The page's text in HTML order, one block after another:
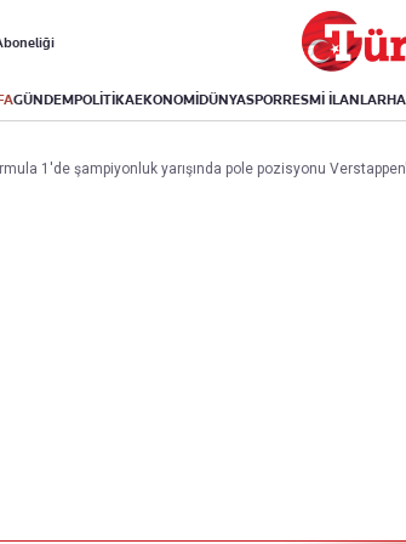
GÜNDEMPOLİTİKAEKONOMİDÜNYASPORRESMİ İLANLAR
Durumu
Ligi
Avrupa
Amerika
İsrail-Gazze
Yaşam
Sağlık
Yemek
Aktüel
1'de şampiyonluk yarışında pole pozisyonu